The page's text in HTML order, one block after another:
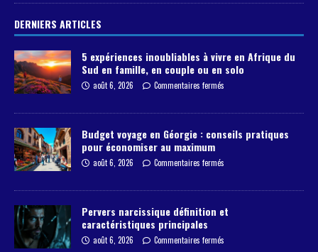
DERNIERS ARTICLES
5 expériences inoubliables à vivre en Afrique du
Sud en famille, en couple ou en solo
août 6, 2026 Commentaires fermés
Budget voyage en Géorgie : conseils pratiques
pour économiser au maximum
août 6, 2026 Commentaires fermés
Pervers narcissique définition et
caractéristiques principales
août 6, 2026 Commentaires fermés